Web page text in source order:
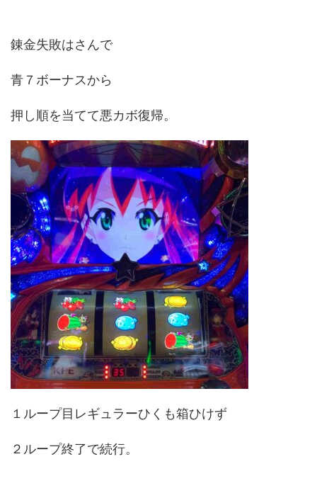
錬金失敗はさんで
青７ボーナスから
押し順を当てて悪カボ復帰。
１ループ目レギュラーひくも箱ひけず
２ループ終了で続行。